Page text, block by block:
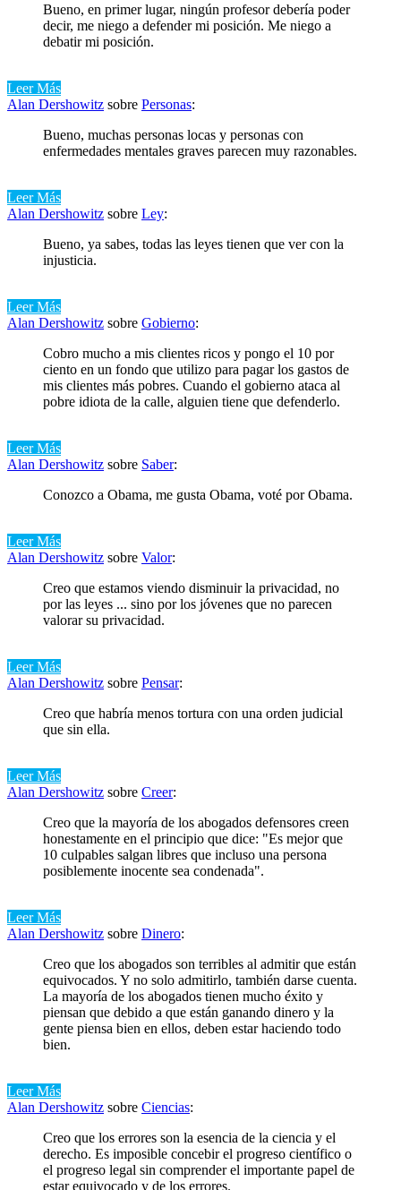
Bueno, en primer lugar, ningún profesor debería poder
decir, me niego a defender mi posición. Me niego a
debatir mi posición.
Leer Más
Alan Dershowitz sobre Personas:
Bueno, muchas personas locas y personas con
enfermedades mentales graves parecen muy razonables.
Leer Más
Alan Dershowitz sobre Ley:
Bueno, ya sabes, todas las leyes tienen que ver con la
injusticia.
Leer Más
Alan Dershowitz sobre Gobierno:
Cobro mucho a mis clientes ricos y pongo el 10 por
ciento en un fondo que utilizo para pagar los gastos de
mis clientes más pobres. Cuando el gobierno ataca al
pobre idiota de la calle, alguien tiene que defenderlo.
Leer Más
Alan Dershowitz sobre Saber:
Conozco a Obama, me gusta Obama, voté por Obama.
Leer Más
Alan Dershowitz sobre Valor:
Creo que estamos viendo disminuir la privacidad, no
por las leyes ... sino por los jóvenes que no parecen
valorar su privacidad.
Leer Más
Alan Dershowitz sobre Pensar:
Creo que habría menos tortura con una orden judicial
que sin ella.
Leer Más
Alan Dershowitz sobre Creer:
Creo que la mayoría de los abogados defensores creen
honestamente en el principio que dice: "Es mejor que
10 culpables salgan libres que incluso una persona
posiblemente inocente sea condenada".
Leer Más
Alan Dershowitz sobre Dinero:
Creo que los abogados son terribles al admitir que están
equivocados. Y no solo admitirlo, también darse cuenta.
La mayoría de los abogados tienen mucho éxito y
piensan que debido a que están ganando dinero y la
gente piensa bien en ellos, deben estar haciendo todo
bien.
Leer Más
Alan Dershowitz sobre Ciencias:
Creo que los errores son la esencia de la ciencia y el
derecho. Es imposible concebir el progreso científico o
el progreso legal sin comprender el importante papel de
estar equivocado y de los errores.